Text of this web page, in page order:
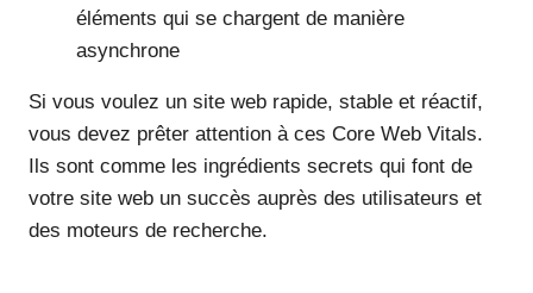
éléments qui se chargent de manière
asynchrone
Si vous voulez un site web rapide, stable et réactif,
vous devez prêter attention à ces Core Web Vitals.
Ils sont comme les ingrédients secrets qui font de
votre site web un succès auprès des utilisateurs et
des moteurs de recherche.